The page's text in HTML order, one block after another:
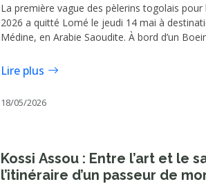
La première vague des pèlerins togolais pour
2026 a quitté Lomé le jeudi 14 mai à
Médine, en Arabie Saoudite. À bord d’un
ont embarqué depuis l’aéroport international
Gnassingbé Eyadéma, lançant officiellement
départs pour ce grand rendez-vous spirituel
Lire plus
18/05/2026
Kossi Assou : Entre l’art et le sacré,
l’itinéraire d’un passeur de